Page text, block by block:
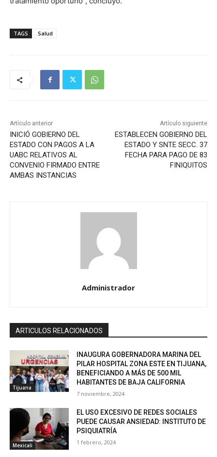
TAGS Salud
Artículo anterior
INICIÓ GOBIERNO DEL
ESTADO CON PAGOS A LA
UABC RELATIVOS AL
CONVENIO FIRMADO ENTRE
AMBAS INSTANCIAS
Artículo siguiente
ESTABLECEN GOBIERNO DEL
ESTADO Y SNTE SECC. 37
FECHA PARA PAGO DE 83
FINIQUITOS
Administrador
ARTICULOS RELACIONADOS
Tijuana
INAUGURA GOBERNADORA MARINA DEL
PILAR HOSPITAL ZONA ESTE EN TIJUANA,
BENEFICIANDO A MÁS DE 500 MIL
HABITANTES DE BAJA CALIFORNIA
7 noviembre, 2024
Mexicali
EL USO EXCESIVO DE REDES SOCIALES
PUEDE CAUSAR ANSIEDAD: INSTITUTO DE
PSIQUIATRÍA
1 febrero, 2024